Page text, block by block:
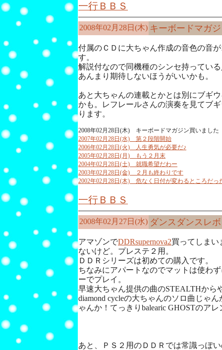
一行ＢＢＳ
2008年02月28日(木) キーボードマガ
付属のＣＤに大ちゃん作成の音色の音
す。
解説付なので同機種のシンセ持ってい
あんまり期待しないほうがいいかも。
あと大ちゃんの連載とかとは別にブギ
かも。レフレールさんの演奏を見てブ
ります。
2008年02月28日(木) キーボードマガジン買いました
2007年02月28日(水) 第２段階開始
2006年02月28日(火) 人生勇気が必要だ♪
2005年02月28日(月) もう２月末
2004年02月28日(土) 就職希望だわー
2003年02月28日(金) ２月も終わりです
2002年02月28日(木) 危なく日付が変わるところだっ
一行ＢＢＳ
2008年02月27日(水) ダンスダンスレ
アマゾンでDDRsupernova2買ってしまい
ないけど。プレステ２用。
ＤＤＲシリーズは初めての購入です。
ちなみにアパートなのでマットは使わ
ーでプレイ。
早速大ちゃん提供の曲のSTEALTHから
diamond cycleの大ちゃんのソロ曲じゃ
ゃんか！てっきりbalearic GHOSTのア
あと、ＰＳ２用のＤＤＲでは常識っぽ